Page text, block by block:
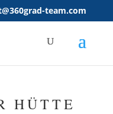
team.com
HÜTTE